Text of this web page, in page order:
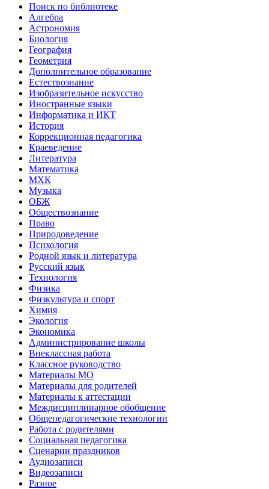
Поиск по библиотеке
Алгебра
Астрономия
Биология
География
Геометрия
Дополнительное образование
Естествознание
Изобразительное искусство
Иностранные языки
Информатика и ИКТ
История
Коррекционная педагогика
Краеведение
Литература
Математика
МХК
Музыка
ОБЖ
Обществознание
Право
Природоведение
Психология
Родной язык и литература
Русский язык
Технология
Физика
Физкультура и спорт
Химия
Экология
Экономика
Администрирование школы
Внеклассная работа
Классное руководство
Материалы МО
Материалы для родителей
Материалы к аттестации
Междисциплинарное обобщение
Общепедагогические технологии
Работа с родителями
Социальная педагогика
Сценарии праздников
Аудиозаписи
Видеозаписи
Разное